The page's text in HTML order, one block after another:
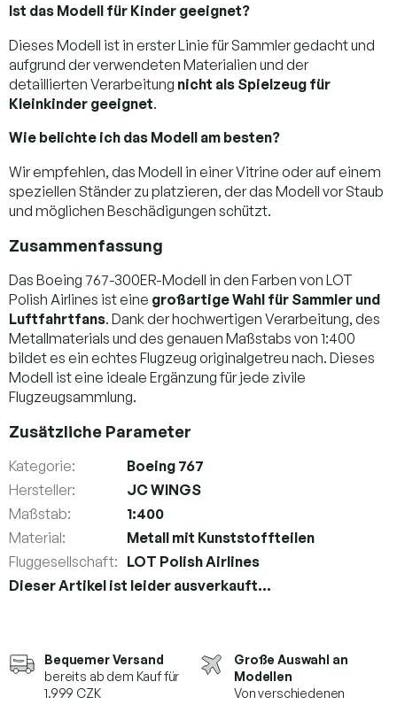
Bequemer Versand
bereits ab dem Kauf für
1.999 CZK
Große Auswahl an
Modellen
Von verschiedenen
Ist das Modell für Kinder geeignet?
Dieses Modell ist in erster Linie für Sammler gedacht und
aufgrund der verwendeten Materialien und der
detaillierten Verarbeitung nicht als Spielzeug für
Kleinkinder geeignet.
Wie belichte ich das Modell am besten?
Wir empfehlen, das Modell in einer Vitrine oder auf einem
speziellen Ständer zu platzieren, der das Modell vor Staub
und möglichen Beschädigungen schützt.
Zusammenfassung
Das Boeing 767-300ER-Modell in den Farben von LOT
Polish Airlines ist eine großartige Wahl für Sammler und
Luftfahrtfans. Dank der hochwertigen Verarbeitung, des
Metallmaterials und des genauen Maßstabs von 1:400
bildet es ein echtes Flugzeug originalgetreu nach. Dieses
Modell ist eine ideale Ergänzung für jede zivile
Flugzeugsammlung.
Zusätzliche Parameter
Kategorie:
Boeing 767
Hersteller:
JC WINGS
Maßstab:
1:400
Material:
Metall mit Kunststoffteilen
Fluggesellschaft: LOT Polish Airlines
Dieser Artikel ist leider ausverkauft…